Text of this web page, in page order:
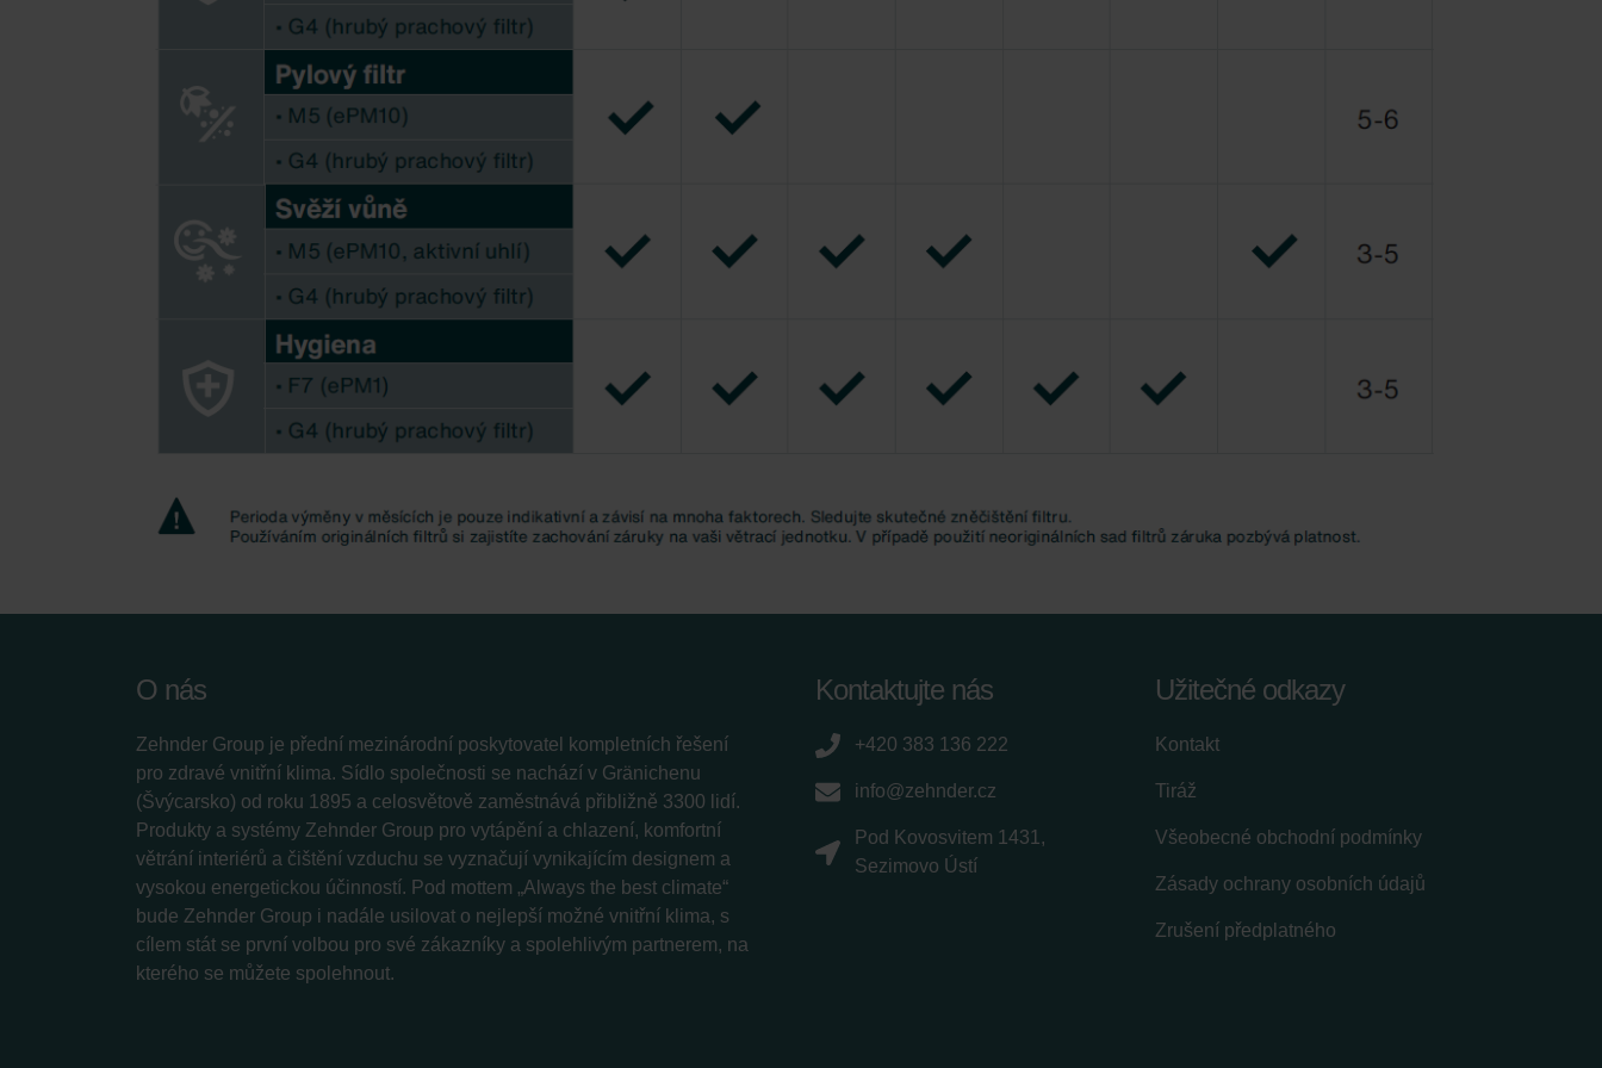
O nás
Zehnder Group je přední mezinárodní poskytovatel kompletních řešení
pro zdravé vnitřní klima. Sídlo společnosti se nachází v Gränichenu
(Švýcarsko) od roku 1895 a celosvětově zaměstnává přibližně 3300 lidí.
Produkty a systémy Zehnder Group pro vytápění a chlazení, komfortní
větrání interiérů a čištění vzduchu se vyznačují vynikajícím designem a
vysokou energetickou účinností. Pod mottem „Always the best climate“
bude Zehnder Group i nadále usilovat o nejlepší možné vnitřní klima, s
cílem stát se první volbou pro své zákazníky a spolehlivým partnerem, na
kterého se můžete spolehnout.
Kontaktujte nás
+420 383 136 222
info@zehnder.cz
Pod Kovosvitem 1431,
Sezimovo Ústí
Užitečné odkazy
Kontakt
Tiráž
Všeobecné obchodní podmínky
Zásady ochrany osobních údajů
Zrušení předplatného